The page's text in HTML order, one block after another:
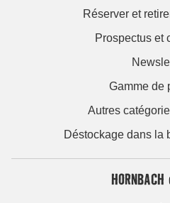
Réserver et
Prospectus et
Gamme de
Autres
Déstockage dans la